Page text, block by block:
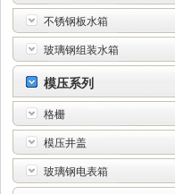
不锈钢板水箱
玻璃钢组装水箱
模压系列
格栅
模压井盖
玻璃钢电表箱